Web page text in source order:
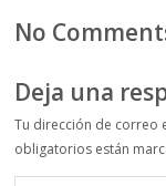
No
Deja una
Tu dirección de correo
obligatorios están